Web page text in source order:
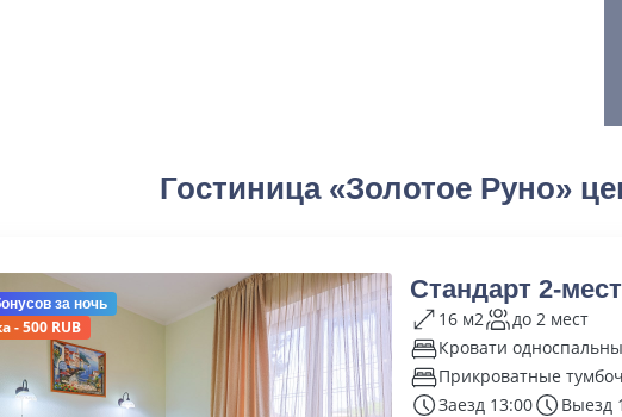
Гостиница «Золотое Руно»
за ночь
- 500 RUB
Стандарт 2-
16 м2
до 2 мест
Кровати
Прикроватные
Заезд 13:00
Выезд